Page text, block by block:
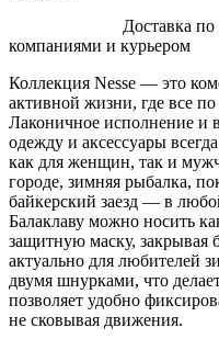
Доставка
компаниями и курьером
Коллекция Nesse — это
активной жизни, где все
Лаконичное исполнение и
одежду и аксессуары
как для женщин, так и
городе, зимняя рыбалка,
байкерский заезд — в
Балаклаву можно носить
защитную маску, закрывая
актуально для любителей
двумя шнурками, что
позволяет удобно
не сковывая движения.